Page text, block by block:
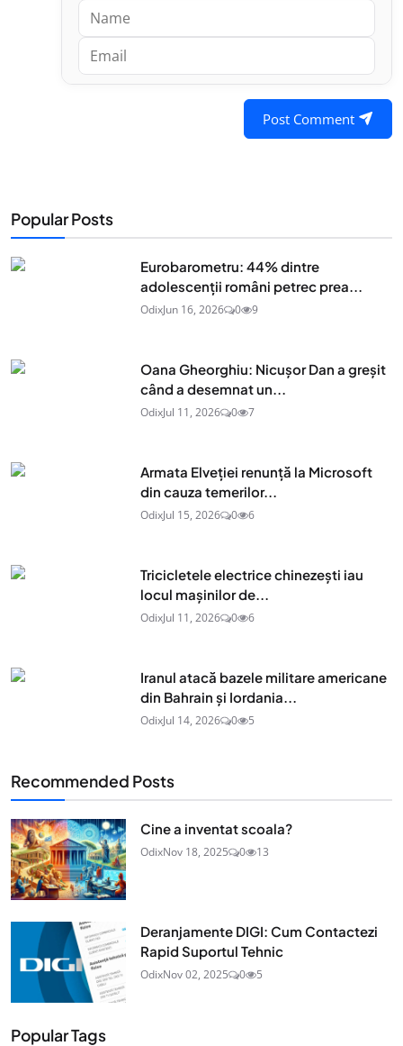
Post Comment
Popular Posts
Eurobarometru: 44% dintre
adolescenţii români petrec prea...
OdixJun 16, 2026 0 9
Oana Gheorghiu: Nicușor Dan a greșit
când a desemnat un...
OdixJul 11, 2026 0 7
Armata Elveției renunță la Microsoft
din cauza temerilor...
OdixJul 15, 2026 0 6
Tricicletele electrice chinezești iau
locul mașinilor de...
OdixJul 11, 2026 0 6
Iranul atacă bazele militare americane
din Bahrain și Iordania...
OdixJul 14, 2026 0 5
Recommended Posts
Cine a inventat scoala?
OdixNov 18, 2025 0 13
Deranjamente DIGI: Cum Contactezi
Rapid Suportul Tehnic
OdixNov 02, 2025 0 5
Popular Tags